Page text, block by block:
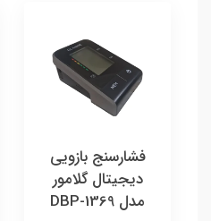
فشارسنج بازویی
دیجیتال گلامور
مدل DBP-1369